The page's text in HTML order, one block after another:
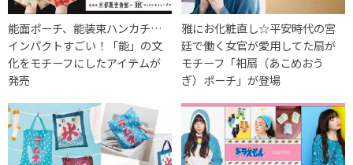
能面ポーチ、能装束ハンカチ…
インパクトすごい！「能」の文
化をモチーフにしたアイテムが
発売
雅にお化粧直し☆平安時代の宮
廷で働く女官が愛用してた扇が
モチーフ「衵扇（あこめおう
ぎ）ポーチ」が登場